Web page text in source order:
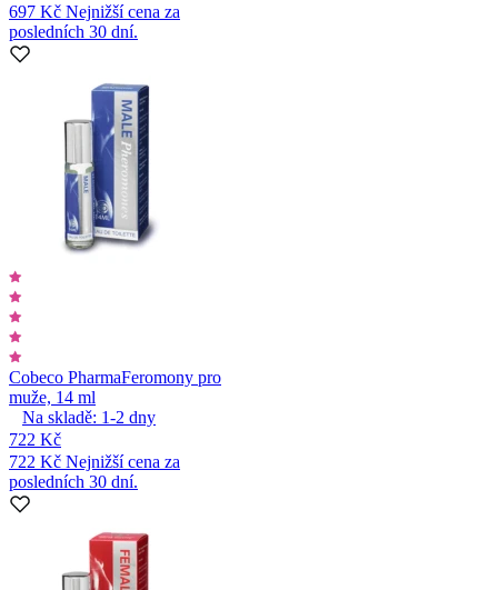
697 Kč Nejnižší cena za
posledních 30 dní.
Cobeco PharmaFeromony pro
muže, 14 ml
Na skladě: 1-2 dny
722 Kč
722 Kč Nejnižší cena za
posledních 30 dní.